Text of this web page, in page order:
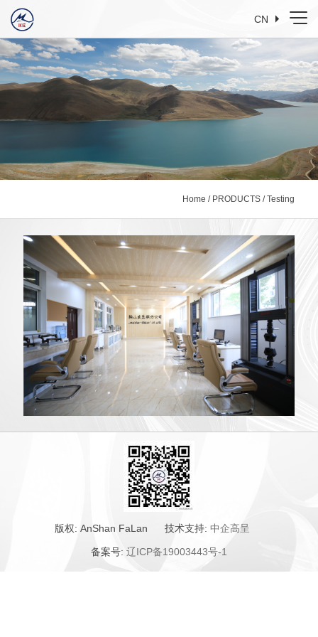
CN
Home / PRODUCTS / Testing
版权: AnShan FaLan 技术支持: 中企高呈
备案号: 辽ICP备19003443号-1